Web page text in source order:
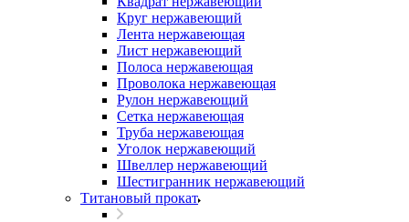
Круг нержавеющий
Лента нержавеющая
Лист нержавеющий
Полоса нержавеющая
Проволока нержавеющая
Рулон нержавеющий
Сетка нержавеющая
Труба нержавеющая
Уголок нержавеющий
Швеллер нержавеющий
Шестигранник нержавеющий
Титановый прокат